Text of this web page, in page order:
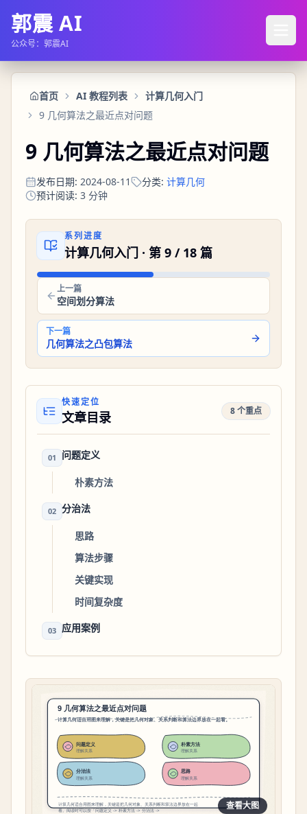
郭震 AI
公众号：郭震AI
首页 AI 教程列表
计算几何入门
9 几何算法之最近点对问题
9 几何算法之最近点对问题
发布日期: 2024-08-11 分类: 计算几何
预计阅读: 3 分钟
系列进度
计算几何入门 · 第 9 / 18 篇
上一篇
空间划分算法
下一篇
几何算法之凸包算法
快速定位
文章目录 8 个重点
01 问题定义
朴素方法
02 分治法
思路
算法步骤
关键实现
时间复杂度
03 应用案例
查看大图